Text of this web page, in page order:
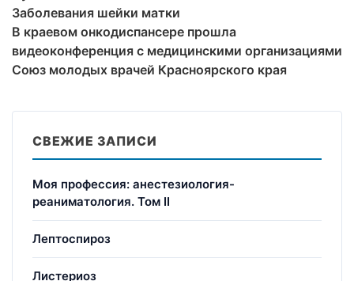
Заболевания шейки матки
В краевом онкодиспансере прошла
видеоконференция с медицинскими организациями
Союз молодых врачей Красноярского края
СВЕЖИЕ ЗАПИСИ
Моя профессия: анестезиология-
реаниматология. Том II
Лептоспироз
Листериоз